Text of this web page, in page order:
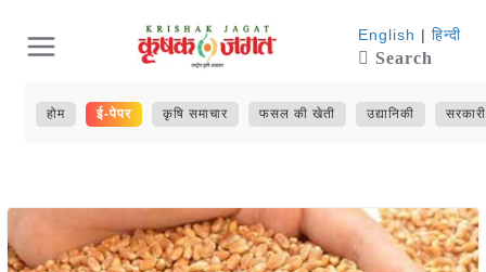
content
English | हिन्दी
Search
होम ई-पेपर कृषि समाचार फसल की खेती उद्यानिकी